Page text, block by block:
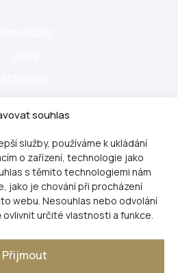
souhlas
služby, používáme k ukládání
o zařízení, technologie jako
s těmito technologiemi nám
jako je chování při procházení
webu. Nesouhlas nebo odvolání
ovlivnit určité vlastnosti a funkce.
Přijmout
Blog
Kontakt
služby
GDPR
pro spotřebitele